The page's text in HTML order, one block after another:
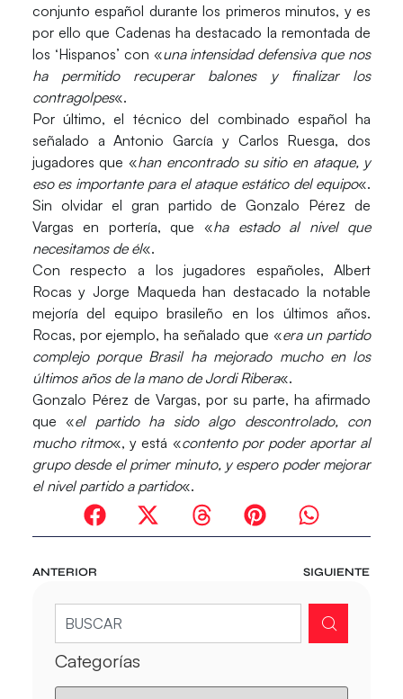
conjunto español durante los primeros minutos, y es
por ello que Cadenas ha destacado la remontada de
los ‘Hispanos’ con «una intensidad defensiva que nos
ha permitido recuperar balones y finalizar los
contragolpes«.
Por último, el técnico del combinado español ha
señalado a Antonio García y Carlos Ruesga, dos
jugadores que «han encontrado su sitio en ataque, y
eso es importante para el ataque estático del equipo«.
Sin olvidar el gran partido de Gonzalo Pérez de
Vargas en portería, que «ha estado al nivel que
necesitamos de él«.
Con respecto a los jugadores españoles, Albert
Rocas y Jorge Maqueda han destacado la notable
mejoría del equipo brasileño en los últimos años.
Rocas, por ejemplo, ha señalado que «era un partido
complejo porque Brasil ha mejorado mucho en los
últimos años de la mano de Jordi Ribera«.
Gonzalo Pérez de Vargas, por su parte, ha afirmado
que «el partido ha sido algo descontrolado, con
mucho ritmo«, y está «contento por poder aportar al
grupo desde el primer minuto, y espero poder mejorar
el nivel partido a partido«.
ANTERIOR SIGUIENTE
Categorías